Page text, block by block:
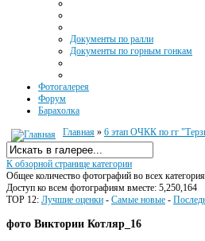
Документы по ралли
Документы по горным гонкам
Фотогалерея
Форум
Барахолка
Главная » 6 этап ОЧКК по гг
К обзорной странице категории
Общее количество фотографий во всех
Доступ ко всем фотографиям вместе: 5,250,164
TOP 12: Лучшие оценки - Самые новые -
фото Виктории Котляр_16